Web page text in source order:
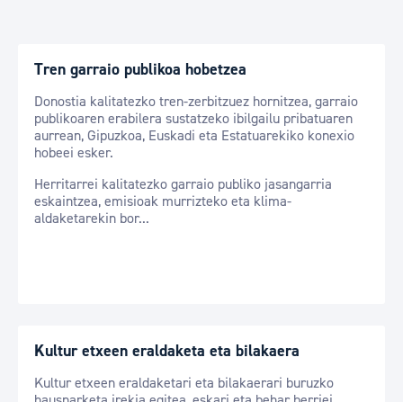
Tren garraio publikoa hobetzea
Donostia kalitatezko tren-zerbitzuez hornitzea, garraio
publikoaren erabilera sustatzeko ibilgailu pribatuaren
aurrean, Gipuzkoa, Euskadi eta Estatuarekiko konexio
hobeei esker.
Herritarrei kalitatezko garraio publiko jasangarria
eskaintzea, emisioak murrizteko eta klima-
aldaketarekin bor...
Kultur etxeen eraldaketa eta bilakaera
Kultur etxeen eraldaketari eta bilakaerari buruzko